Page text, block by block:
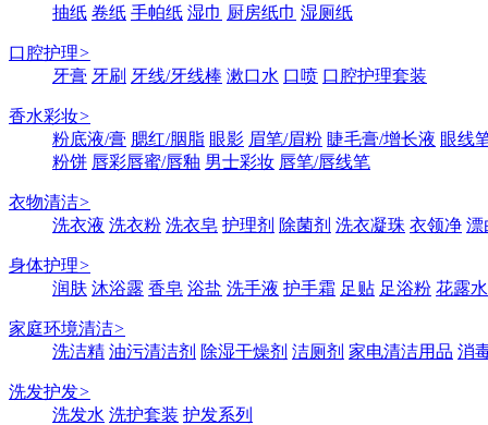
抽纸 卷纸 手帕纸 湿巾 厨房纸巾 湿厕纸
口腔护理>
牙膏 牙刷 牙线/牙线棒 漱口水 口喷 口腔护理套装
香水彩妆>
粉底液/膏 腮红/胭脂 眼影 眉笔/眉粉 睫毛膏/增长液 眼线
粉饼 唇彩唇蜜/唇釉 男士彩妆 唇笔/唇线笔
衣物清洁>
洗衣液 洗衣粉 洗衣皂 护理剂 除菌剂 洗衣凝珠 衣领净 漂
身体护理>
润肤 沐浴露 香皂 浴盐 洗手液 护手霜 足贴 足浴粉 花露水
家庭环境清洁>
洗洁精 油污清洁剂 除湿干燥剂 洁厕剂 家电清洁用品 消
洗发护发>
洗发水 洗护套装 护发系列